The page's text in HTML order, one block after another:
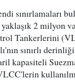
sınırlamaları
2 milyon
Tankerlerini
sınırlı
kapasiteli